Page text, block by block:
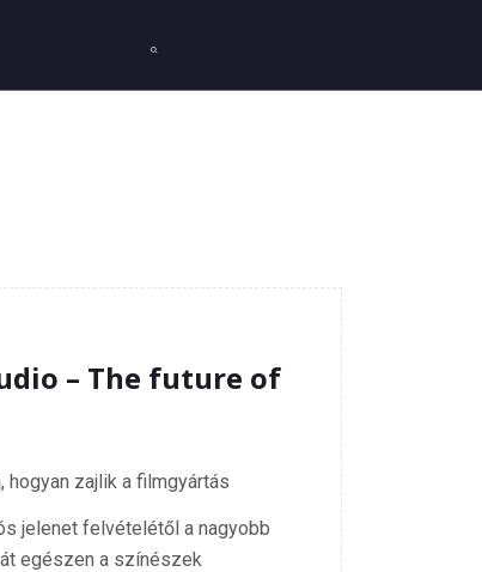
– The future of
hogyan zajlik a filmgyártás
jelenet felvételétől a nagyobb
egészen a színészek